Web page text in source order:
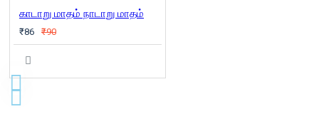
காடாறு மாதம் நாடாறு மாதம்
₹86 ₹90